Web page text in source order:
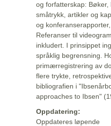
og forfatterskap: Bøker,
småtrykk, artikler og
og
Referanser til
inkludert. I prinsippet
språklig begrensning.
primærregistrering av
flere trykte,
bibliografien i
approaches to Ibsen"
Oppdatering:
Oppdateres løpende